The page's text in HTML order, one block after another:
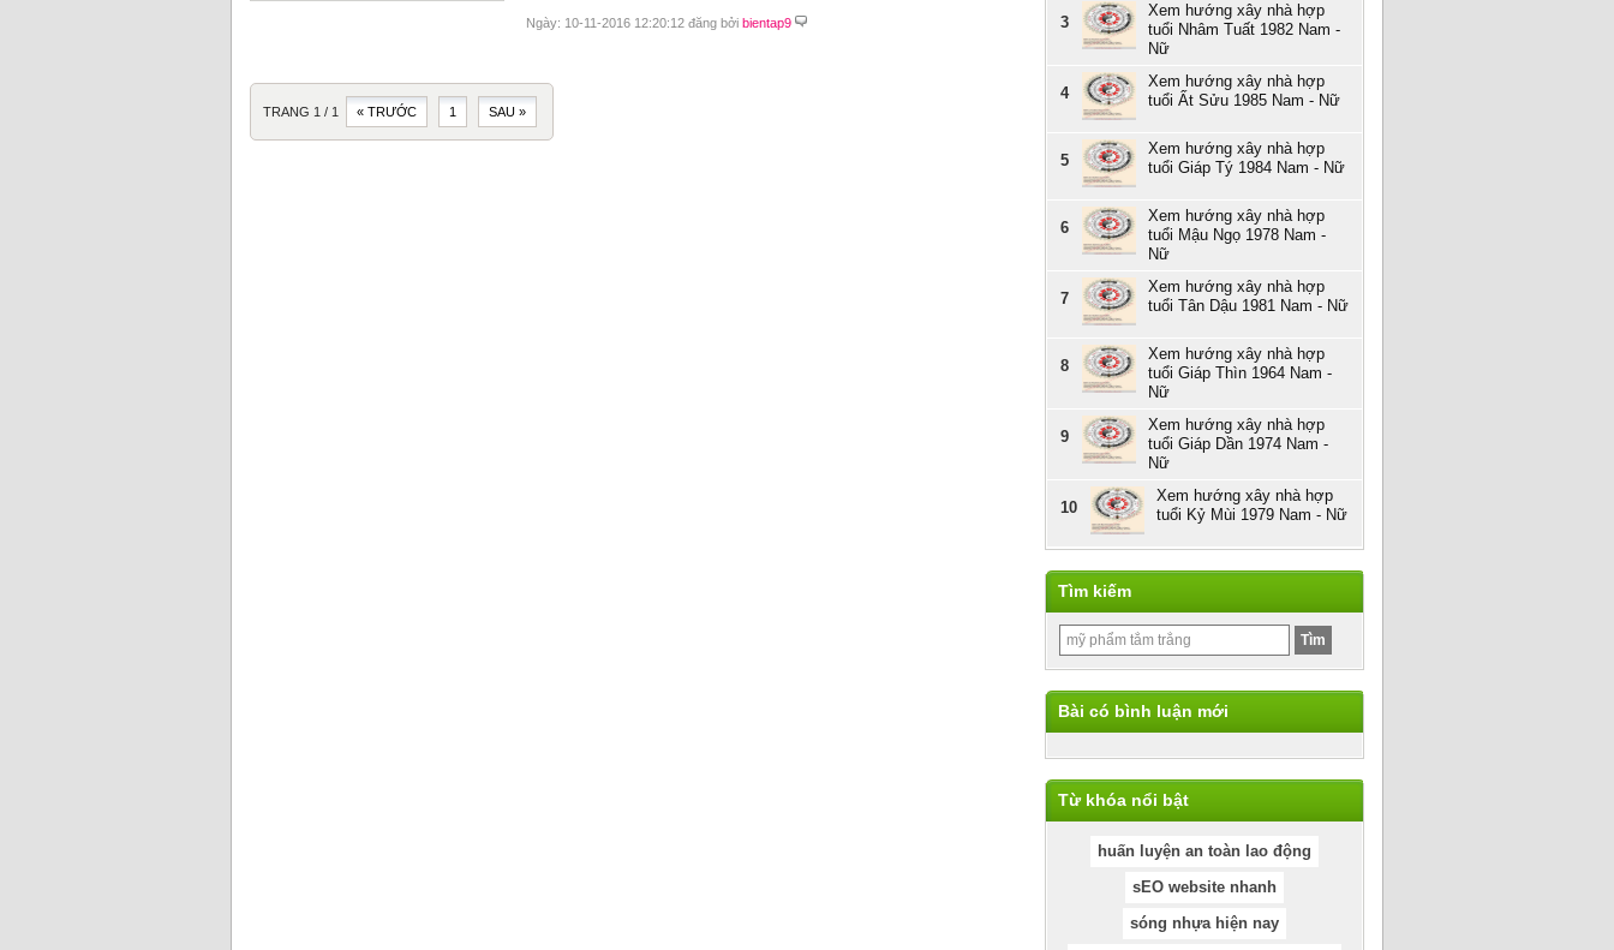
Ngày: 10-11-2016 12:20:12 đăng bởi bientap9
TRANG 1 / 1 « TRƯỚC 1 SAU »
3
Xem hướng xây nhà hợp
tuổi Nhâm Tuất 1982 Nam -
Nữ
4
Xem hướng xây nhà hợp
tuổi Ất Sửu 1985 Nam - Nữ
5
Xem hướng xây nhà hợp
tuổi Giáp Tý 1984 Nam - Nữ
6
Xem hướng xây nhà hợp
tuổi Mậu Ngọ 1978 Nam -
Nữ
7
Xem hướng xây nhà hợp
tuổi Tân Dậu 1981 Nam - Nữ
8
Xem hướng xây nhà hợp
tuổi Giáp Thìn 1964 Nam -
Nữ
9
Xem hướng xây nhà hợp
tuổi Giáp Dần 1974 Nam -
Nữ
10
Xem hướng xây nhà hợp
tuổi Kỷ Mùi 1979 Nam - Nữ
Tìm kiếm
Bài có bình luận mới
Từ khóa nổi bật
huấn luyện an toàn lao động
sEO website nhanh
sóng nhựa hiện nay